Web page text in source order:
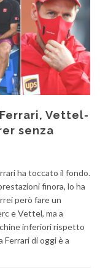
Vettel-
senza
ha toccato il fondo.
finora, lo ha
però fare un
e Vettel, ma a
inferiori rispetto
di oggi è a